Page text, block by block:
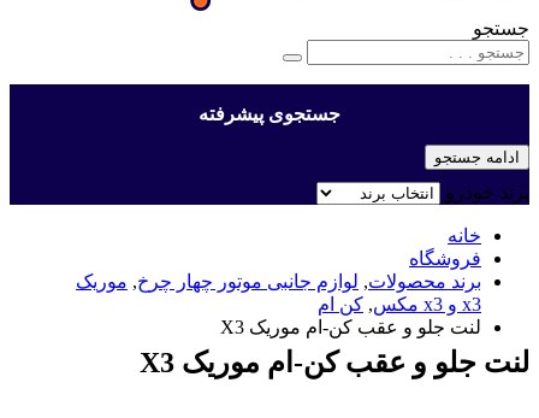
جستجو
جستجوی پیشرفته
ادامه جستجو
برند خودرو
خانه
فروشگاه
برند محصولات, لوازم جانبی موتور چهار چرخ, موریک
x3 و x3 مکس
, کن ام
لنت جلو و عقب کن-ام موریک X3
لنت جلو و عقب کن-ام موریک X3